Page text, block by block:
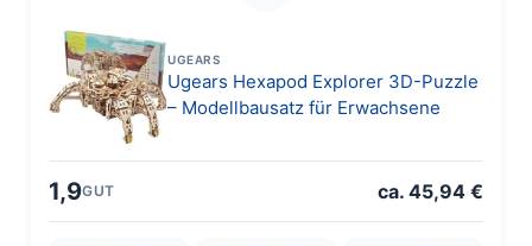
UGEARS
Ugears Hexapod Explorer 3D-Puzzle
– Modellbausatz für Erwachsene
1,9GUT ca. 45,94 €